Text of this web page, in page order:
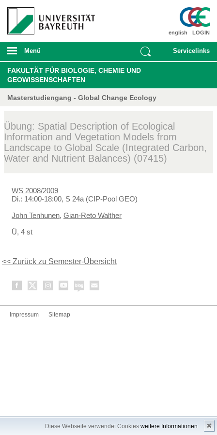
Diese Webseite verwendet Cookies weitere Informationen ✖
LOGIN
english
Menü Servicelinks
FAKULTÄT FÜR BIOLOGIE, CHEMIE UND
GEOWISSENSCHAFTEN
Masterstudiengang - Global Change Ecology
Übung: Spatial Description of Ecological
Information and Vegetation Models from
Landscape to Global Scale (Integrated Carbon,
Water and Nutrient Balances) (07415)
WS 2008/2009
Di.: 14:00-18:00, S 24a (CIP-Pool GEO)
John Tenhunen, Gian-Reto Walther
Ü, 4 st
<< Zurück zu Semester-Übersicht
Impressum Sitemap